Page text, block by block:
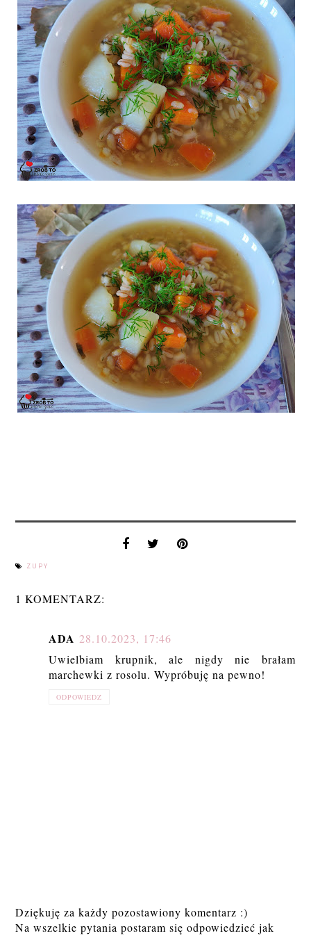
ZUPY
1 KOMENTARZ:
ADA 28.10.2023, 17:46
Uwielbiam krupnik, ale nigdy nie brałam
marchewki z rosolu. Wypróbuję na pewno!
ODPOWIEDZ
Dziękuję za każdy pozostawiony komentarz :)
Na wszelkie pytania postaram się odpowiedzieć jak